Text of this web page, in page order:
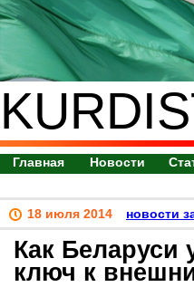
Главная Новости
18 июля 2014 новости
Как Беларуси
ключ к